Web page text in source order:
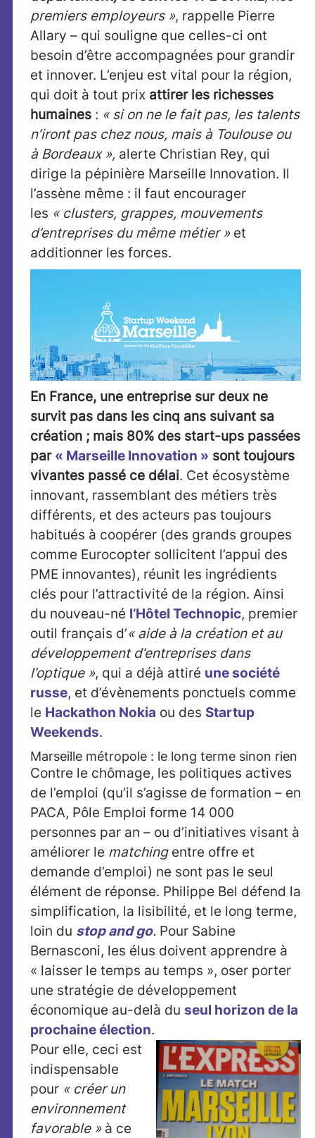
premiers employeurs », rappelle Pierre
Allary – qui souligne que celles-ci ont
besoin d’être accompagnées pour grandir
et innover. L’enjeu est vital pour la région,
qui doit à tout prix attirer les richesses
humaines : « si on ne le fait pas, les talents
n’iront pas chez nous, mais à Toulouse ou
à Bordeaux », alerte Christian Rey, qui
dirige la pépinière Marseille Innovation. Il
l’assène même : il faut encourager
les « clusters, grappes, mouvements
d’entreprises du même métier »et
additionner les forces.
En France, une entreprise sur deux ne
survit pas dans les cinq ans suivant sa
création ; mais 80% des start-ups passées
par « Marseille Innovation » sont toujours
vivantes passé ce délai. Cet écosystème
innovant, rassemblant des métiers très
différents, et des acteurs pas toujours
habitués à coopérer (des grands groupes
comme Eurocopter sollicitent l’appui des
PME innovantes), réunit les ingrédients
clés pour l’attractivité de la région. Ainsi
du nouveau-né l’Hôtel Technopic, premier
outil français d’« aide à la création et au
développement d’entreprises dans
l’optique », qui a déjà attiré une société
russe, et d’évènements ponctuels comme
le Hackathon Nokia ou des Startup
Weekends.
Marseille métropole : le long terme sinon rien
Contre le chômage, les politiques actives
de l’emploi (qu’il s’agisse de formation – en
PACA, Pôle Emploi forme 14 000
personnes par an – ou d’initiatives visant à
améliorer le matching entre offre et
demande d’emploi) ne sont pas le seul
élément de réponse. Philippe Bel défend la
simplification, la lisibilité, et le long terme,
loin du stop and go. Pour Sabine
Bernasconi, les élus doivent apprendre à
« laisser le temps au temps », oser porter
une stratégie de développement
économique au-delà du seul horizon de la
prochaine élection.
Pour elle, ceci est
indispensable
pour « créer un
environnement
favorable »à ce